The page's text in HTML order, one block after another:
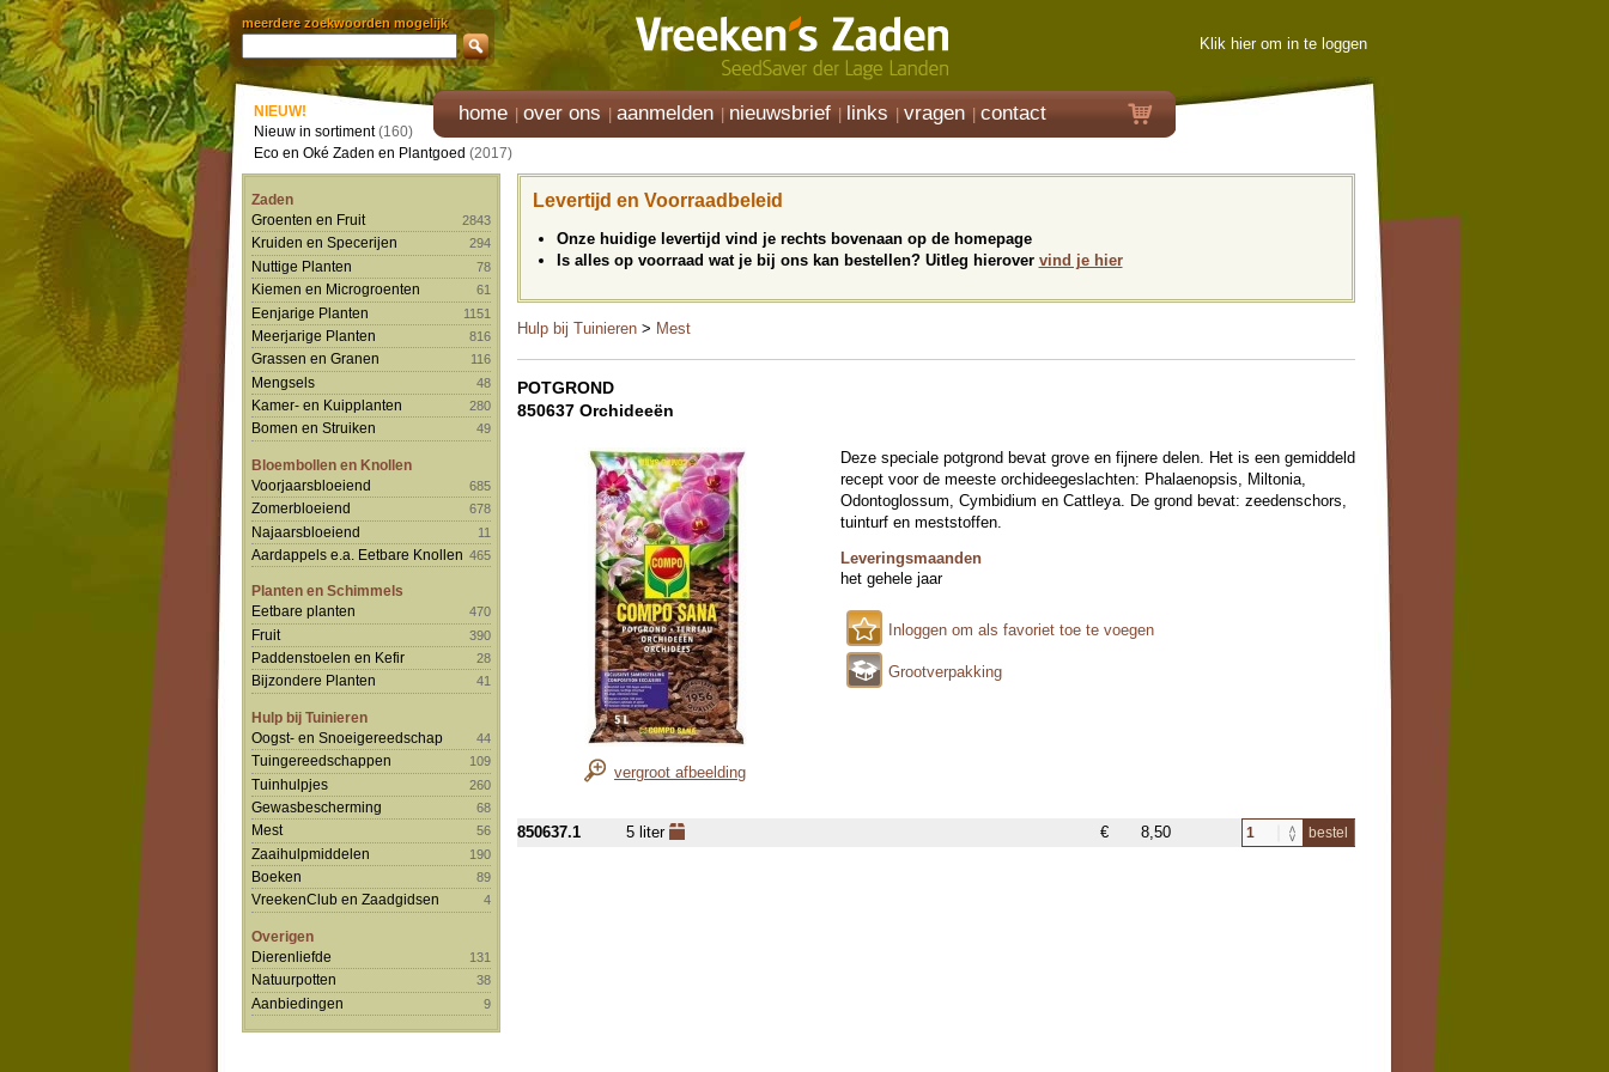
meerdere zoekwoorden mogelijk
Klik hier om in te loggen
home over ons aanmelden nieuwsbrief links vragen contact
NIEUW!
Nieuw in sortiment(160)
Eco en Oké Zaden en Plantgoed (2017)
Zaden
Groenten en Fruit
2843
Kruiden en Specerijen 294
Nuttige Planten 78
Kiemen en Microgroenten 61
Eenjarige Planten 1151
Meerjarige Planten 816
Grassen en Granen 116
Mengsels 48
Kamer- en Kuipplanten 280
Bomen en Struiken 49
Bloembollen en Knollen
Voorjaarsbloeiend
685
Zomerbloeiend 678
Najaarsbloeiend 11
Aardappels e.a. Eetbare Knollen 465
Planten en Schimmels
Eetbare planten
470
Fruit 390
Paddenstoelen en Kefir 28
Bijzondere Planten 41
Hulp bij Tuinieren
Oogst- en Snoeigereedschap
44
Tuingereedschappen 109
Tuinhulpjes 260
Gewasbescherming 68
Mest 56
Zaaihulpmiddelen 190
Boeken 89
VreekenClub en Zaadgidsen 4
Overigen
Dierenliefde
131
Natuurpotten 38
Aanbiedingen 9
Levertijd en Voorraadbeleid
Onze huidige levertijd vind je rechts bovenaan op de homepage
Is alles op voorraad wat je bij ons kan bestellen? Uitleg hierover vind je hier
Hulp bij Tuinieren > Mest
POTGROND
850637 Orchideeën
vergroot afbeelding
Deze speciale potgrond bevat grove en fijnere delen. Het is een gemiddeld
recept voor de meeste orchideegeslachten: Phalaenopsis, Miltonia,
Odontoglossum, Cymbidium en Cattleya. De grond bevat: zeedenschors,
tuinturf en meststoffen.
Leveringsmaanden
het gehele jaar
Inloggen om als favoriet toe te voegen
Grootverpakking
850637.1 5 liter € 8,50 bestel